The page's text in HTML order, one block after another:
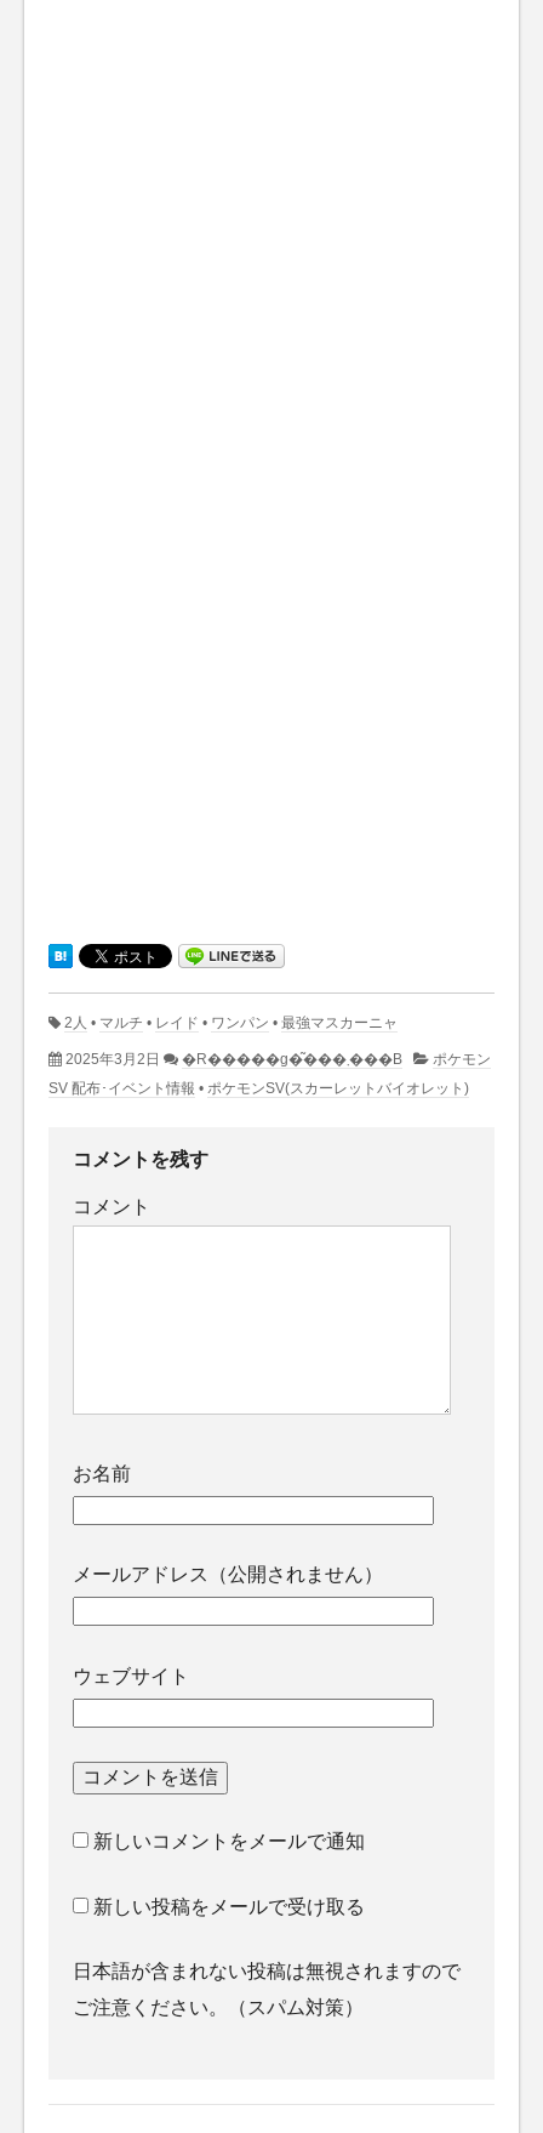
2人 • マルチ • レイド • ワンパン • 最強マスカーニャ
2025年3月2日 �R�����g�͂���܂���B
ポケモン
SV 配布･イベント情報 • ポケモンSV(スカーレットバイオレット)
コメントを残す
コメント
お名前
メールアドレス（公開されません）
ウェブサイト
新しいコメントをメールで通知
新しい投稿をメールで受け取る
日本語が含まれない投稿は無視されますので
ご注意ください。（スパム対策）